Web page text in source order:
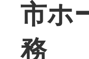
市ホ
務